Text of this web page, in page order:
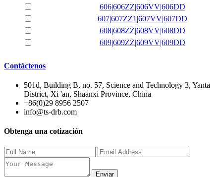
606|606ZZ|606VV|606DD
607|607ZZ1|607VV|607DD
608|608ZZ|608VV|608DD
609|609ZZ|609VV|609DD
Contáctenos
501d, Building B, no. 57, Science and Technology 3, Yanta
District, Xi 'an, Shaanxi Province, China
+86(0)29 8956 2507
info@ts-drb.com
Obtenga una cotización
Enviar